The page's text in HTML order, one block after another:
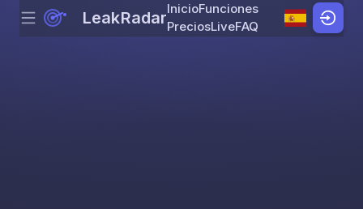
Skip to content
Menu LeakRadarInicioFunciones
PreciosLiveFAQ